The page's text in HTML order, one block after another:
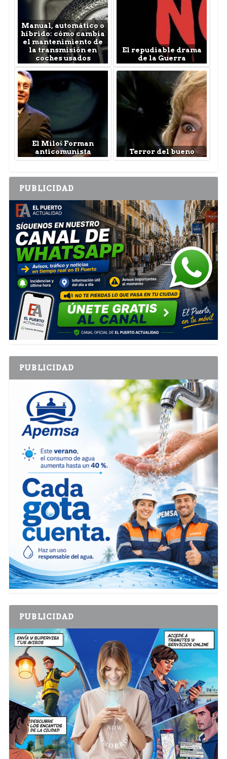
Manual, automático o
híbrido: cómo cambia
el mantenimiento de
la transmisión en
coches usados
El repudiable drama
de la Guerra
El Miloš Forman
anticomunista
Terror del bueno
PUBLICIDAD
PUBLICIDAD
PUBLICIDAD